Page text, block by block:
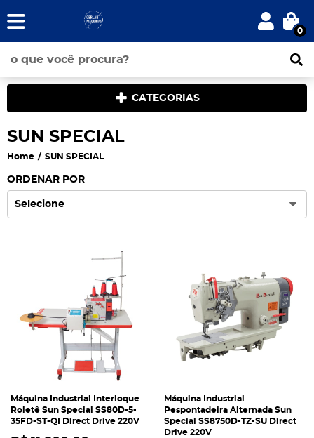
0
CATEGORIAS
SUN SPECIAL
Home SUN SPECIAL
ORDENAR POR
Selecione
Máquina Industrial Interloque
Roletê Sun Special SS80D-5-
35FD-ST-QI Direct Drive 220V
Máquina Industrial
Pespontadeira Alternada Sun
Special SS8750D-TZ-SU Direct
Drive 220V